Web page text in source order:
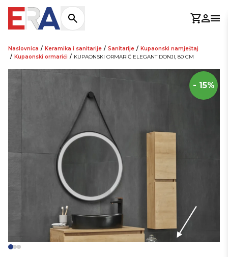
Košarica
Naslovnica / Keramika i sanitarije / Sanitarije / Kupaonski namještaj
/ Kupaonski ormarići / KUPAONSKI ORMARIĆ ELEGANT DONJI, 80 CM
- 15%